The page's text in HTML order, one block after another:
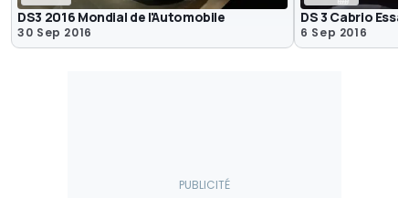
DS3 2016 Mondial de l'Automobile
30 Sep 2016
DS 3 Cabrio Essai
6 Sep 2016